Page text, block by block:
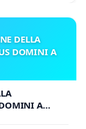
DELLA
DOMINI A
DOMINI A